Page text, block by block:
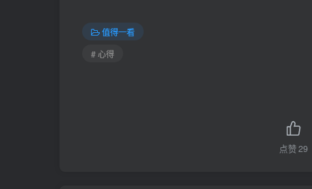
值得一看
# 心得
点赞29